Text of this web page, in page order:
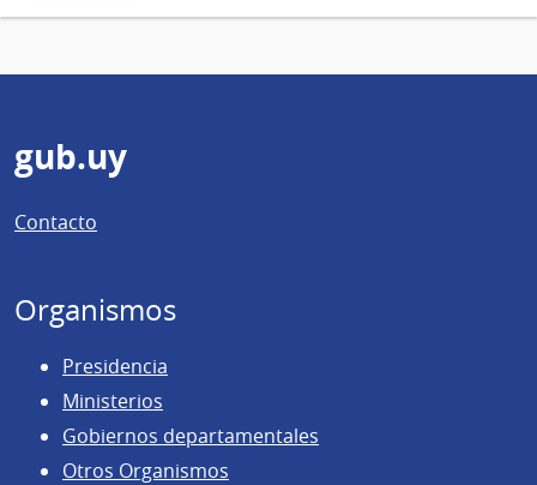
Pie
de
página
gub.uy
Contacto
Organismos
Presidencia
Ministerios
Gobiernos departamentales
Otros Organismos